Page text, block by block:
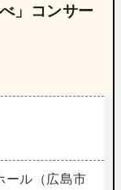
」コンサー
ール（広島市